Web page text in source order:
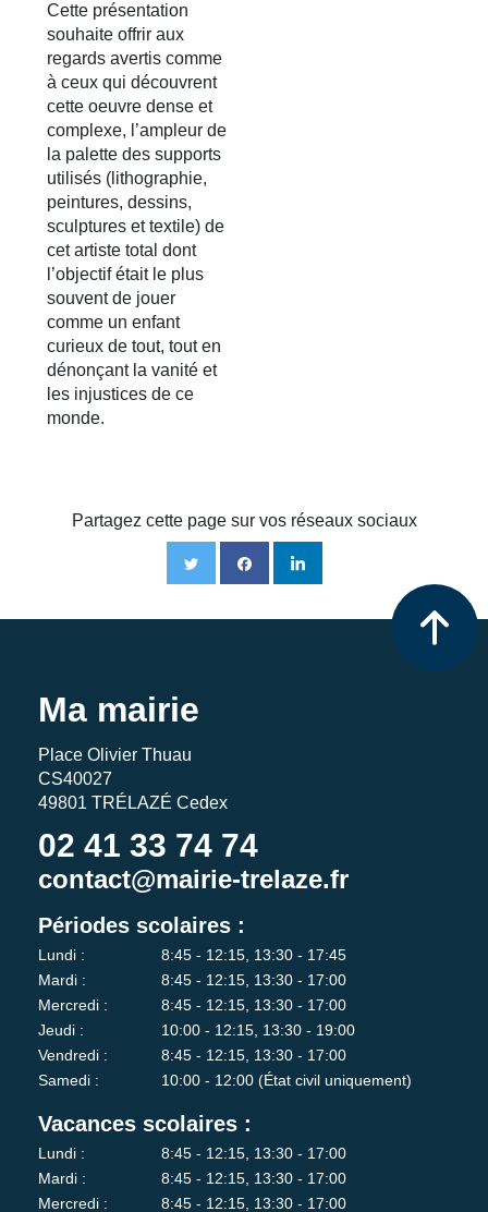
Cette présentation
souhaite offrir aux
regards avertis comme
à ceux qui découvrent
cette oeuvre dense et
complexe, l’ampleur de
la palette des supports
utilisés (lithographie,
peintures, dessins,
sculptures et textile) de
cet artiste total dont
l’objectif était le plus
souvent de jouer
comme un enfant
curieux de tout, tout en
dénonçant la vanité et
les injustices de ce
monde.
Partagez cette page sur vos réseaux sociaux
Ma mairie
Place Olivier Thuau
CS40027
49801 TRÉLAZÉ Cedex
02 41 33 74 74
contact@mairie-trelaze.fr
Périodes scolaires :
Lundi :
8:45 - 12:15, 13:30 - 17:45
Mardi :
8:45 - 12:15, 13:30 - 17:00
Mercredi :
8:45 - 12:15, 13:30 - 17:00
Jeudi :
10:00 - 12:15, 13:30 - 19:00
Vendredi :
8:45 - 12:15, 13:30 - 17:00
Samedi :
10:00 - 12:00 (État civil uniquement)
Vacances scolaires :
Lundi :
8:45 - 12:15, 13:30 - 17:00
Mardi :
8:45 - 12:15, 13:30 - 17:00
Mercredi :
8:45 - 12:15, 13:30 - 17:00